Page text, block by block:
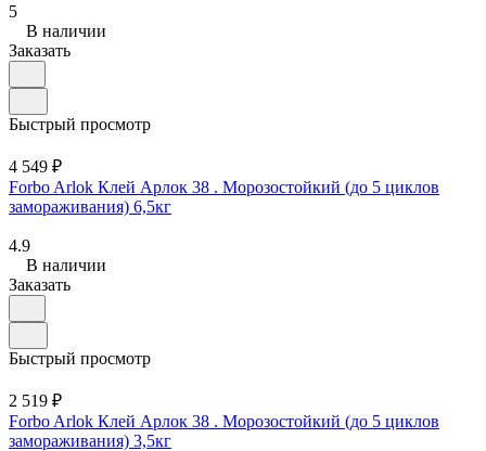
5
В наличии
Заказать
Быстрый просмотр
4 549 ₽
Forbo Arlok Клей Арлок 38 . Морозостойкий (до 5 циклов
замораживания) 6,5кг
4.9
В наличии
Заказать
Быстрый просмотр
2 519 ₽
Forbo Arlok Клей Арлок 38 . Морозостойкий (до 5 циклов
замораживания) 3,5кг